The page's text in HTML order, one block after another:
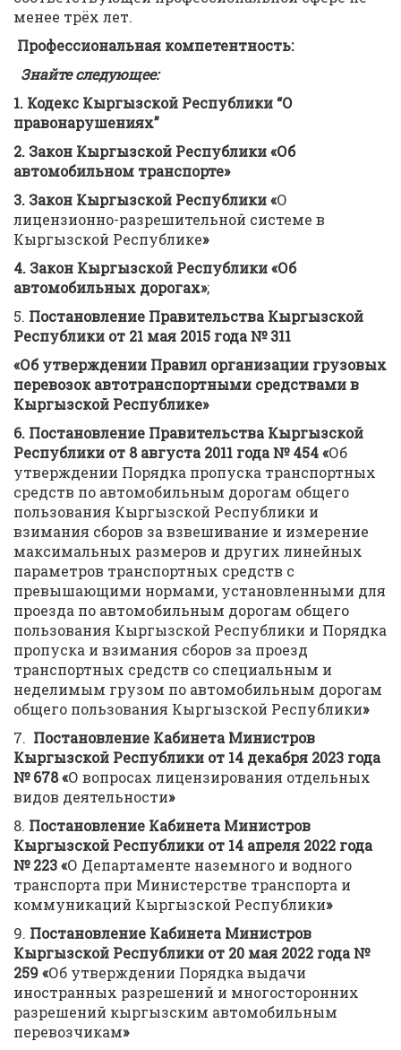
менее трёх лет.
Профессиональная компетентность:
Знайте следующее:
1. Кодекс Кыргызской Республики “О
правонарушениях”
2. Закон Кыргызской Республики «Об
автомобильном транспорте»
3. Закон Кыргызской Республики «О
лицензионно-разрешительной системе в
Кыргызской Республике»
4. Закон Кыргызской Республики «Об
автомобильных дорогах»;
5. Постановление Правительства Кыргызской
Республики от 21 мая 2015 года № 311
«Об утверждении Правил организации грузовых
перевозок автотранспортными средствами в
Кыргызской Республике»
6. Постановление Правительства Кыргызской
Республики от 8 августа 2011 года № 454 «Об
утверждении Порядка пропуска транспортных
средств по автомобильным дорогам общего
пользования Кыргызской Республики и
взимания сборов за взвешивание и измерение
максимальных размеров и других линейных
параметров транспортных средств с
превышающими нормами, установленными для
проезда по автомобильным дорогам общего
пользования Кыргызской Республики и Порядка
пропуска и взимания сборов за проезд
транспортных средств со специальным и
неделимым грузом по автомобильным дорогам
общего пользования Кыргызской Республики»
7. Постановление Кабинета Министров
Кыргызской Республики от 14 декабря 2023 года
№ 678 «О вопросах лицензирования отдельных
видов деятельности»
8. Постановление Кабинета Министров
Кыргызской Республики от 14 апреля 2022 года
№ 223 «О Департаменте наземного и водного
транспорта при Министерстве транспорта и
коммуникаций Кыргызской Республики»
9. Постановление Кабинета Министров
Кыргызской Республики от 20 мая 2022 года №
259 «Об утверждении Порядка выдачи
иностранных разрешений и многосторонних
разрешений кыргызским автомобильным
перевозчикам»